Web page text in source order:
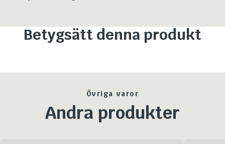
Betygsätt denna produkt
Övriga varor
Andra produkter